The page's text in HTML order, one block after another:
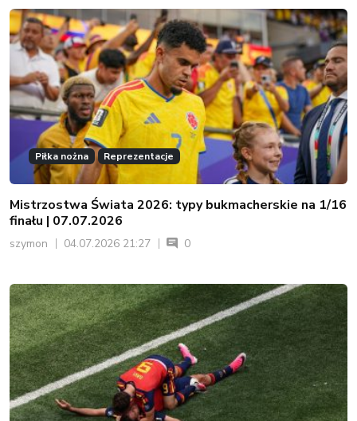
Piłka nożna Reprezentacje
Mistrzostwa Świata 2026: typy bukmacherskie na 1/16
finału | 07.07.2026
szymon 04.07.2026 21:27 0